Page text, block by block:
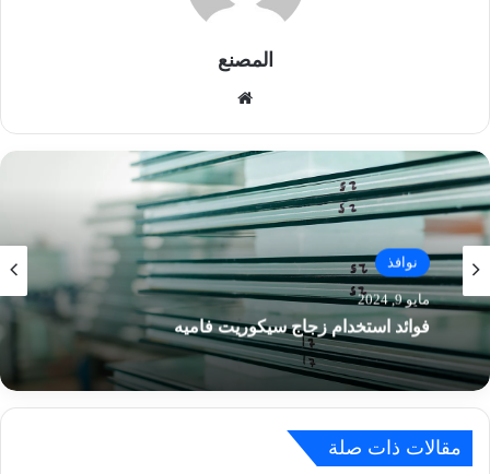
المصنع
الوي
ب
نوافذ
مايو 7, 2024
انواع الاستركشر
مقالات ذات صلة